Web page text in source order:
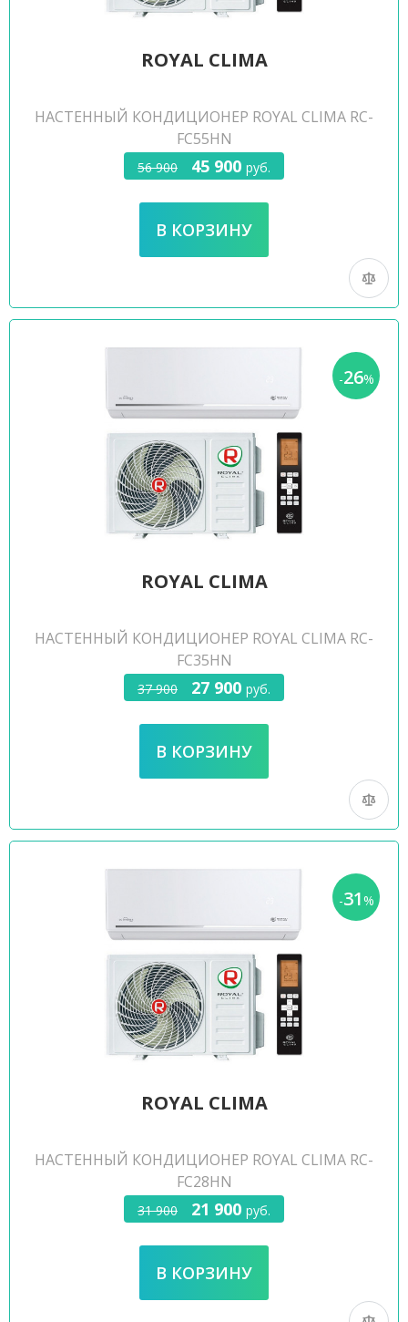
ROYAL CLIMA
НАСТЕННЫЙ КОНДИЦИОНЕР ROYAL CLIMA RC-
FC55HN
56 900 45 900 руб.
-26%
ROYAL CLIMA
НАСТЕННЫЙ КОНДИЦИОНЕР ROYAL CLIMA RC-
FC35HN
37 900 27 900 руб.
-31%
ROYAL CLIMA
НАСТЕННЫЙ КОНДИЦИОНЕР ROYAL CLIMA RC-
FC28HN
31 900 21 900 руб.